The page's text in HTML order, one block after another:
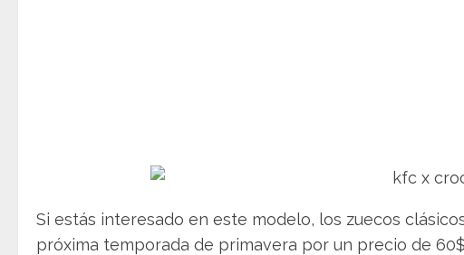
Si estás interesado en este modelo, los zuecos
próxima temporada de primavera por un precio de